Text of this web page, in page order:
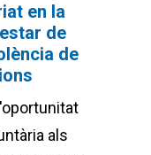
en la
de
de
als